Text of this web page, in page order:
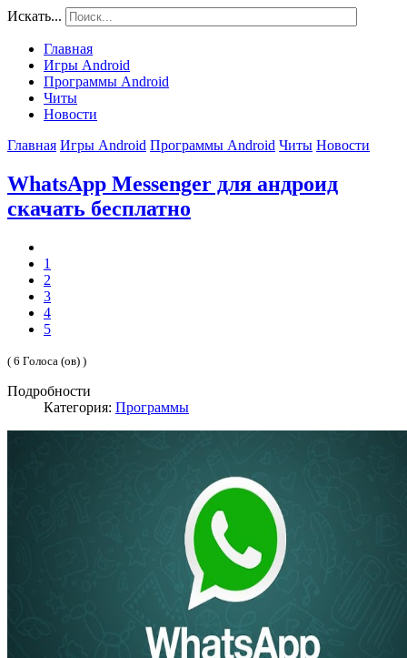
Искать...
Главная
Игры Android
Программы Android
Читы
Новости
Главная Игры Android Программы Android Читы Новости
WhatsApp Messenger для андроид
скачать бесплатно
1
2
3
4
5
( 6 Голоса (ов) )
Подробности
Категория: Программы